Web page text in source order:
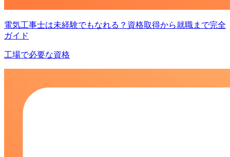
電気工事士は未経験でもなれる？資格取得から就職まで完全
ガイド
工場で必要な資格